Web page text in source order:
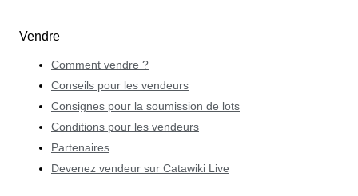
Vendre
Comment vendre ?
Conseils pour les vendeurs
Consignes pour la soumission de lots
Conditions pour les vendeurs
Partenaires
Devenez vendeur sur Catawiki Live